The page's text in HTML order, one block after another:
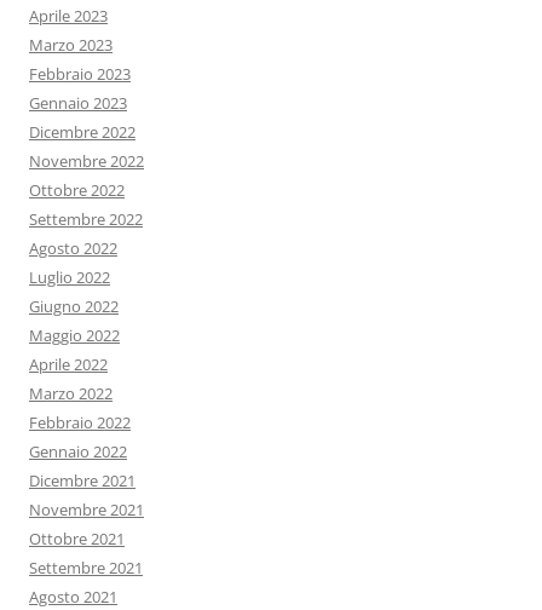
Aprile 2023
Marzo 2023
Febbraio 2023
Gennaio 2023
Dicembre 2022
Novembre 2022
Ottobre 2022
Settembre 2022
Agosto 2022
Luglio 2022
Giugno 2022
Maggio 2022
Aprile 2022
Marzo 2022
Febbraio 2022
Gennaio 2022
Dicembre 2021
Novembre 2021
Ottobre 2021
Settembre 2021
Agosto 2021